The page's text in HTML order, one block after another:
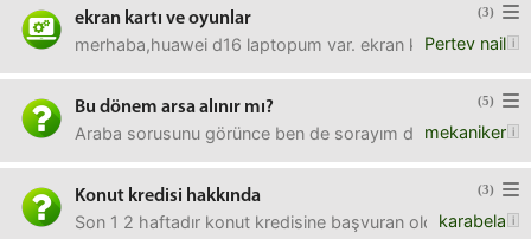
(3)
ekran kartı ve oyunlar
Pertev nail
merhaba,huawei d16 laptopum var. ekran kartı Intel
(5)
Bu dönem arsa alınır mı?
mekaniker
Araba sorusunu görünce ben de sorayım dedim.
(3)
Konut kredisi hakkında
karabela
Son 1 2 haftadır konut kredisine başvuran oldu mu hangi